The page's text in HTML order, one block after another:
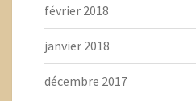
février 2018
janvier 2018
décembre 2017